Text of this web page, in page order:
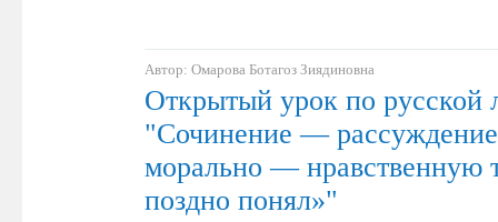
Автор: Омарова Ботагоз Зиядиновна
Открытый урок по русской
"Сочинение —
морально — нравственную
поздно понял»"